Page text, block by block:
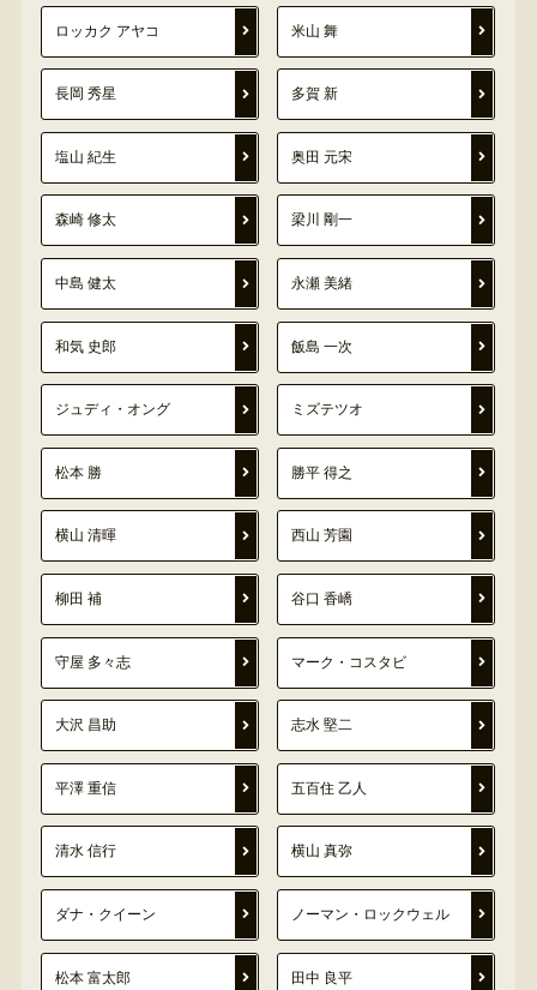
ロッカク アヤコ 米山 舞
長岡 秀星 多賀 新
塩山 紀生 奥田 元宋
森崎 修太 梁川 剛一
中島 健太 永瀬 美緒
和気 史郎 飯島 一次
ジュディ・オング ミズテツオ
松本 勝 勝平 得之
横山 清暉 西山 芳園
柳田 補 谷口 香嶠
守屋 多々志 マーク・コスタビ
大沢 昌助 志水 堅二
平澤 重信 五百住 乙人
清水 信行 横山 真弥
ダナ・クイーン ノーマン・ロックウェル
松本 富太郎 田中 良平